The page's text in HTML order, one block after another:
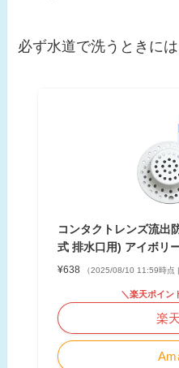
必ず水道で洗うときに
コンタクトレンズ流出
式 排水口用) アイボリ
¥638 （2025/08/10 11:59時点
＼楽天ポイン
楽